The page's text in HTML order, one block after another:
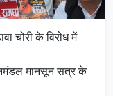
चोरी के विरोध में
मानसून सत्र के